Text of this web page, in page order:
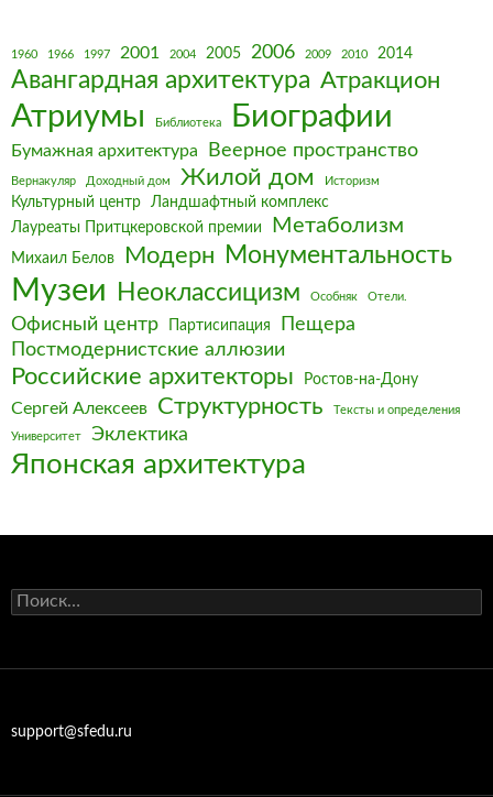
1960 1966 1997 2001 2004 2005 2006 2009 2010 2014
Авангардная архитектура Атракцион
Атриумы Библиотека Биографии
Бумажная архитектура Веерное пространство
Вернакуляр Доходный дом Жилой дом Историзм
Культурный центр
Ландшафтный комплекс
Лауреаты Притцкеровской премии
Метаболизм
Михаил Белов Модерн Монументальность
Музеи Неоклассицизм Особняк Отели.
Офисный центр Партисипация
Пещера
Постмодернистские аллюзии
Российские архитекторы Ростов-на-Дону
Сергей Алексеев Структурность Тексты и определения
Университет Эклектика
Японская архитектура
Найти:
support@sfedu.ru